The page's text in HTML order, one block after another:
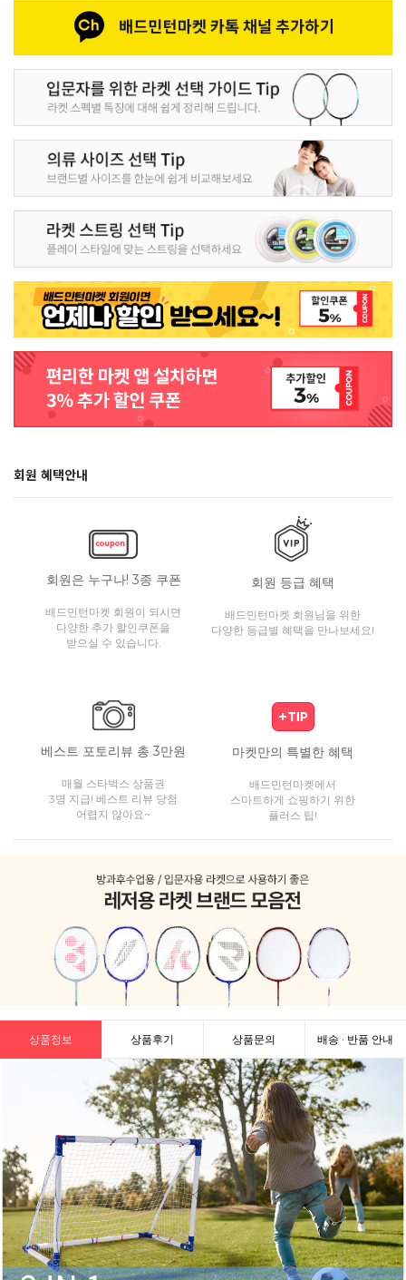
회원 혜택안내
회원은 누구나! 3종 쿠폰
배드민턴마켓 회원이 되시면
다양한 추가 할인쿠폰을
받으실 수 있습니다.
회원 등급 혜택
배드민턴마켓 회원님을 위한
다양한 등급별 혜택을 만나보세요!
베스트 포토리뷰 총 3만원
매월 스타벅스 상품권
3명 지급! 베스트 리뷰 당첨
어렵지 않아요~
마켓만의 특별한 혜택
배드민턴마켓에서
스마트하게 쇼핑하기 위한
플러스 팁!
상품정보 상품후기 상품문의 배송 · 반품 안내